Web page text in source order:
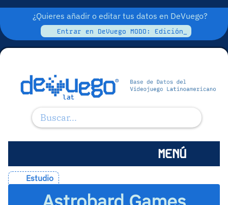
¿Quieres añadir o editar tus datos en DeVuego?
Entrar en DeVuego MODO: Edición_
MENÚ
Estudio